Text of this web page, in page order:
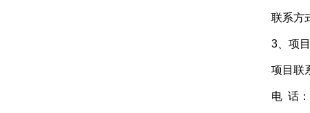
联系方式
3、项目
项目联系
电 话：